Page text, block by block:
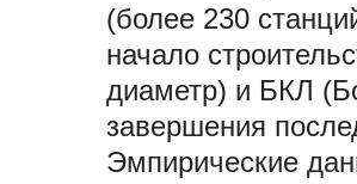
(более 230
начало
диаметр) и БКЛ
завершения
Эмпирические